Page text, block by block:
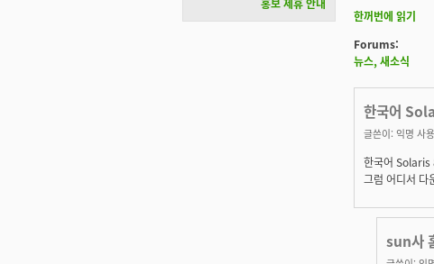
한꺼번에 읽기
Forums:
뉴스, 새소식
한국어
글쓴이: 익명 사
한국어 Solaris
그럼 어디서 다
sun사
홍보 제휴 안내